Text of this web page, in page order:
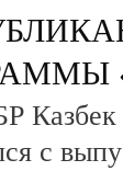
Казбек
с